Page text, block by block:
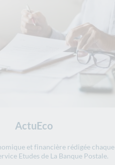
ActuEco
et financière rédigée chaque
Etudes de La Banque Postale.